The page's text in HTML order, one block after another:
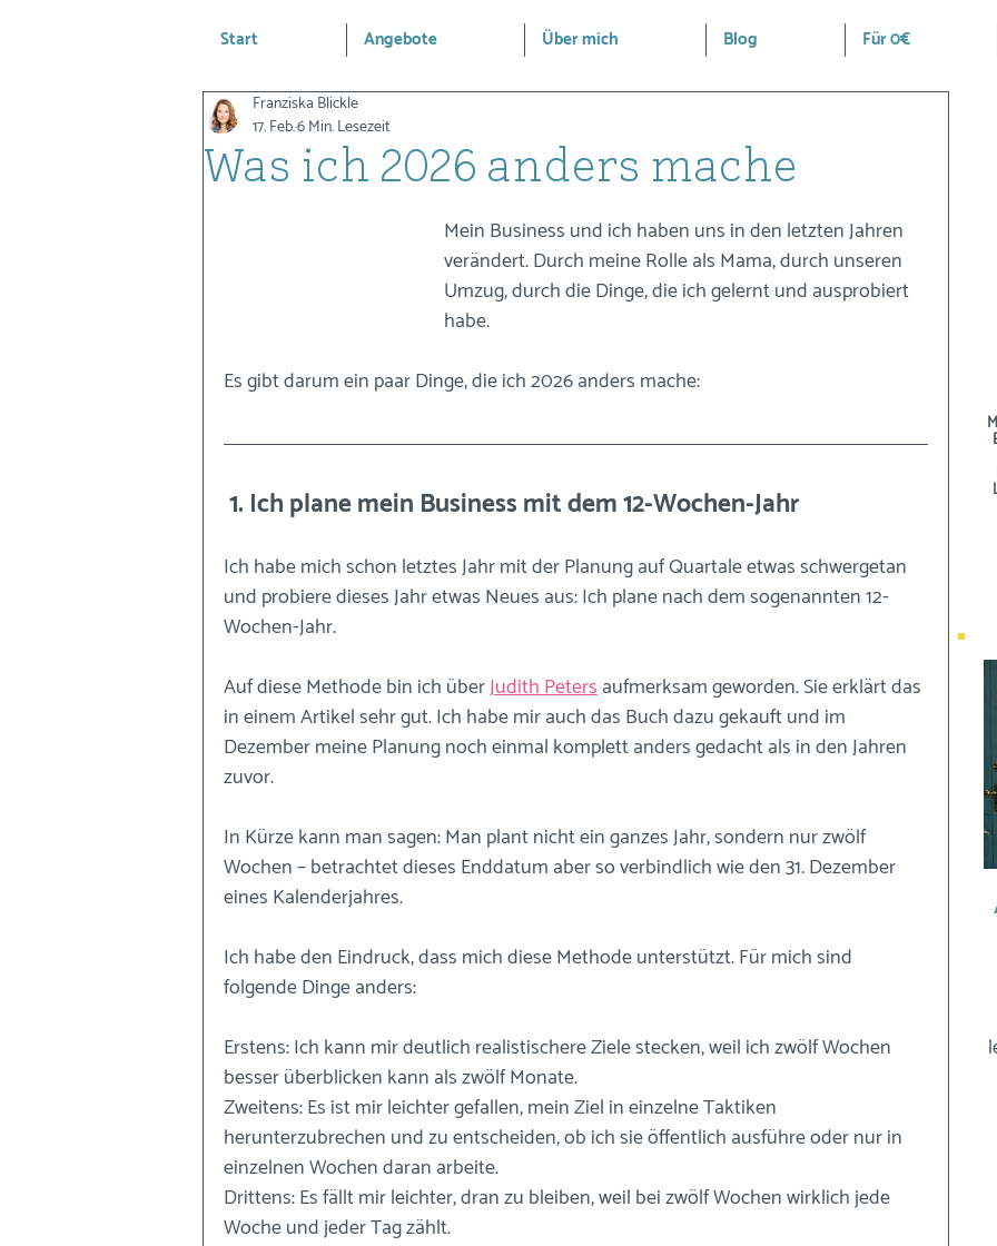
Start Angebote Über mich Blog Für 0€
Was ich 2026 anders mache
Franziska Blickle
17. Feb.6 Min. Lesezeit
Mein Business und ich haben uns in den letzten Jahren
verändert. Durch meine Rolle als Mama, durch unseren
Umzug, durch die Dinge, die ich gelernt und ausprobiert
habe.
Es gibt darum ein paar Dinge, die ich 2026 anders mache:
1. Ich plane mein Business mit dem 12-Wochen-Jahr
Ich habe mich schon letztes Jahr mit der Planung auf Quartale etwas schwergetan
und probiere dieses Jahr etwas Neues aus: Ich plane nach dem sogenannten 12-
Wochen-Jahr.
Auf diese Methode bin ich über Judith Peters aufmerksam geworden. Sie erklärt das
in einem Artikel sehr gut. Ich habe mir auch das Buch dazu gekauft und im
Dezember meine Planung noch einmal komplett anders gedacht als in den Jahren
zuvor.
In Kürze kann man sagen: Man plant nicht ein ganzes Jahr, sondern nur zwölf
Wochen – betrachtet dieses Enddatum aber so verbindlich wie den 31. Dezember
eines Kalenderjahres.
Ich habe den Eindruck, dass mich diese Methode unterstützt. Für mich sind
folgende Dinge anders:
Erstens: Ich kann mir deutlich realistischere Ziele stecken, weil ich zwölf Wochen
besser überblicken kann als zwölf Monate.
Zweitens: Es ist mir leichter gefallen, mein Ziel in einzelne Taktiken
herunterzubrechen und zu entscheiden, ob ich sie öffentlich ausführe oder nur in
einzelnen Wochen daran arbeite.
Drittens: Es fällt mir leichter, dran zu bleiben, weil bei zwölf Wochen wirklich jede
Woche und jeder Tag zählt.